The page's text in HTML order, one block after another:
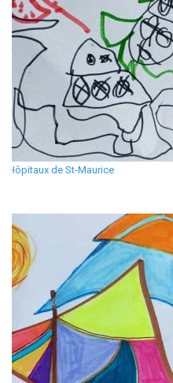
Hôpitaux de St-Maurice